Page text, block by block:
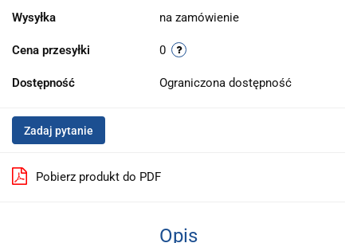
Wysyłka na zamówienie
Cena przesyłki 0
Dostępność Ograniczona dostępność
Zadaj pytanie
Pobierz produkt do PDF
Opis